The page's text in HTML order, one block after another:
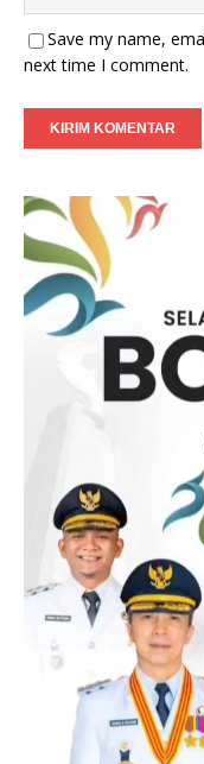
Save my name,
next time I comment.